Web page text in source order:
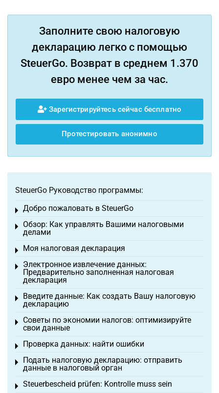
Заполните свою налоговую
декларацию легко с помощью
SteuerGo. Возврат в среднем 1.370
евро менее чем за час.
Зарегистрируйтесь сейчас бесплатно
Протестировать анонимно
SteuerGo Руководство программы:
Добро пожаловать в SteuerGo
Toggle menu
Обзор: Как управлять Вашими налоговыми
делами
Toggle menu
Моя налоговая декларация
Toggle menu
Электронное извлечение данных:
Предварительно заполненная налоговая
декларация
Toggle menu
Введите данные: Как создать Вашу налоговую
декларацию
Toggle menu
Советы по экономии налогов: оптимизируйте
свои данные
Toggle menu
Проверка данных: найти ошибки
Toggle menu
Подать налоговую декларацию: отправить
данные в налоговый орган
Toggle menu
Steuerbescheid prüfen: Kontrolle muss sein
Toggle menu